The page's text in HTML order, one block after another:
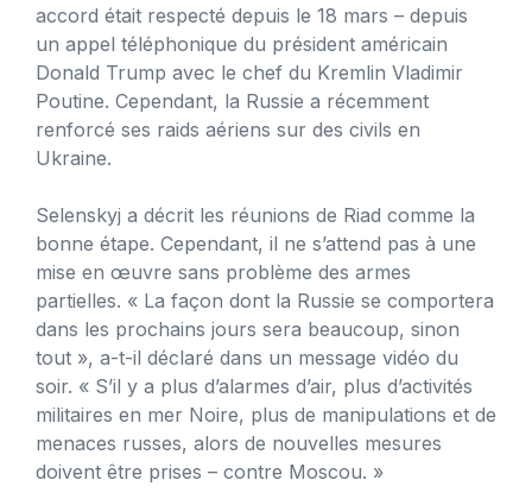
accord était respecté depuis le 18 mars – depuis
un appel téléphonique du président américain
Donald Trump avec le chef du Kremlin Vladimir
Poutine. Cependant, la Russie a récemment
renforcé ses raids aériens sur des civils en
Ukraine.
Selenskyj a décrit les réunions de Riad comme la
bonne étape. Cependant, il ne s’attend pas à une
mise en œuvre sans problème des armes
partielles. « La façon dont la Russie se comportera
dans les prochains jours sera beaucoup, sinon
tout », a-t-il déclaré dans un message vidéo du
soir. « S’il y a plus d’alarmes d’air, plus d’activités
militaires en mer Noire, plus de manipulations et de
menaces russes, alors de nouvelles mesures
doivent être prises – contre Moscou. »